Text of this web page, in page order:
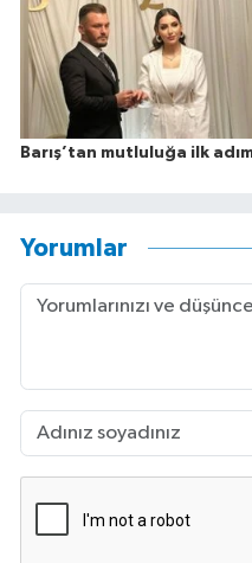
Barış’tan mutluluğa ilk
Yorumlar